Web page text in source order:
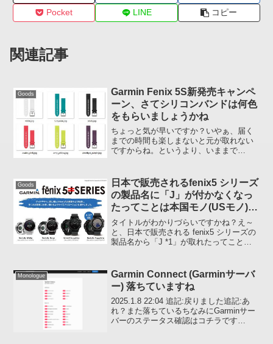
Pocket
LINE コピー
関連記事
Goods
Garmin Fenix 5S新発売キャンペ
ーン、さてシリコンバンドは何色
をもらいましょうかね
ちょっと気が早いですか？いやぁ、届く
までの時間も楽しまないと元が取れない
ですからね。というより、いままで
バイスを購入した金額を年間アクティビ
ティ回数で...
Goods
日本で販売されるfenix5 シリーズ
の製品名に「J」が付かなくなっ
たってことは本国モノ(USモノ)と
一緒ってことなのか？
タイトルがわかりづらいですかね？え～
と、日本で販売される fenix5 シリーズの
製品名から「J *1」が取れたってこと
語もサポートするようになったのか？」
と...
Monologue
Garmin Connect (Garminサーバ
ー) 落ちていますね
2025.1.8 22:04 追記:戻りました追記:あ
れ？また落ちているちなみにGarminサー
バーのステータス確認はコチラです